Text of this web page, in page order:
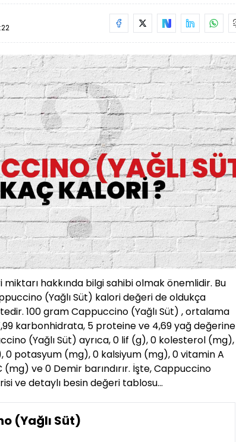
miktarı hakkında bilgi sahibi olmak önemlidir. Bu
(Yağlı Süt) kalori değeri de oldukça
100 gram Cappuccino (Yağlı Süt) , ortalama
karbonhidrata, 5 proteine ve 4,69 yağ değerine
(Yağlı Süt) ayrıca, 0 lif (g), 0 kolesterol (mg),
0 potasyum (mg), 0 kalsiyum (mg), 0 vitamin A
(mg) ve 0 Demir barındırır. İşte, Cappuccino
ve detaylı besin değeri tablosu…
(Yağlı Süt)